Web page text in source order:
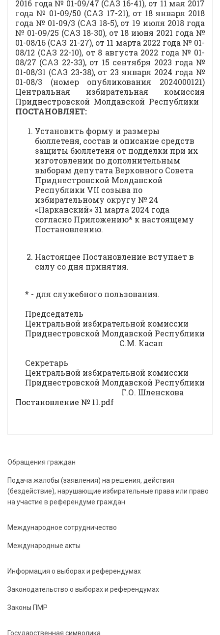
2016 года № 01-09/47 (САЗ 16-41), от 11 мая 2017
года № 01-09/50 (САЗ 17-21), от 18 января 2018
года № 01-09/3 (САЗ 18-5), от 19 июля 2018 года
№ 01-09/25 (САЗ 18-30), от 18 июня 2021 года №
01-08/16 (САЗ 21-27), от 11 марта 2022 года № 01-
08/12 (САЗ 22-10), от 8 августа 2022 года № 01-
08/27 (САЗ 22-33), от 15 сентября 2023 года №
01-08/31 (САЗ 23-38), от 23 января 2024 года №
01-08/3 (номер опубликования 2024000121)
Центральная избирательная комиссия
Приднестровской Молдавской Республики
ПОСТАНОВЛЯЕТ:
Установить форму и размеры
бюллетеня, состав и описание средств
защиты бюллетеня от подделки при их
изготовлении по дополнительным
выборам депутата Верховного Совета
Приднестровской Молдавской
Республики VII созыва по
избирательному округу № 24
«Парканский» 31 марта 2024 года
согласно Приложению* к настоящему
Постановлению.
Настоящее Постановление вступает в
силу со дня принятия.
* - для служебного пользования.
Председатель
Центральной избирательной комиссии
Приднестровской Молдавской Республики
С.М. Касап
Секретарь
Центральной избирательной комиссии
Приднестровской Молдавской Республики
Г.О. Шленскова
Постановление № 11.pdf
Обращения граждан
Подача жалобы (заявления) на решения, действия
(бездействие), нарушающие избирательные права или право
на участие в референдуме граждан
Международное сотрудничество
Международные акты
Информация о выборах и референдумах
Законодательство о выборах и референдумах
Законы ПМР
Государственная символика